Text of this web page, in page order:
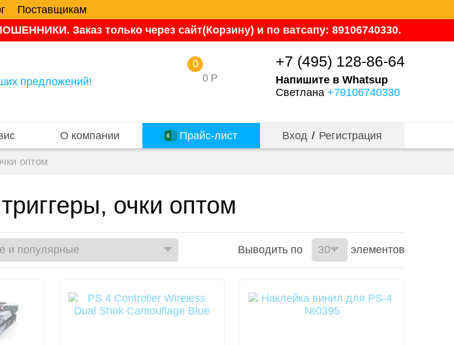
Поставщикам
Заказ только через сайт(Корзину) и по ватсапу: 89106740330.
предложений! 0 Р
0 +7 (495) 128-86-64
Напишите в Whatsup
Светлана +79106740330
О компании Прайс-лист Вход / Регистрация
оптом
очки оптом
Выводить по элементов